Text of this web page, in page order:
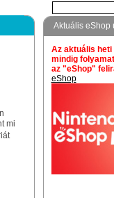
mi
Aktuális eShop
Az aktuális heti
mindig
az "eShop"
eShop